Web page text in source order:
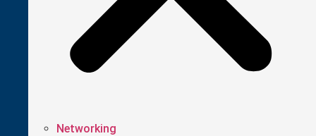
Networking